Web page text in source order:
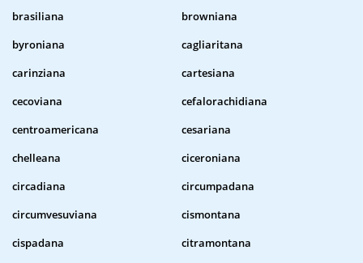
brasiliana
browniana
byroniana
cagliaritana
carinziana
cartesiana
cecoviana
cefalorachidiana
centroamericana
cesariana
chelleana
ciceroniana
circadiana
circumpadana
circumvesuviana
cismontana
cispadana
citramontana